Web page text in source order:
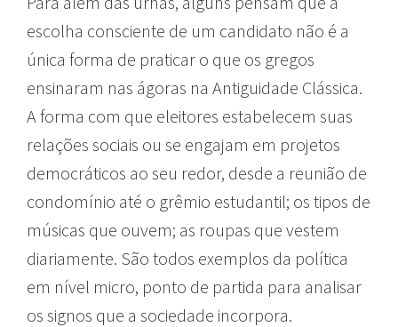
escolha consciente de um candidato não é a
única forma de praticar o que os gregos
ensinaram nas ágoras na Antiguidade Clássica.
A forma com que eleitores estabelecem suas
relações sociais ou se engajam em projetos
democráticos ao seu redor, desde a reunião de
condomínio até o grêmio estudantil; os tipos de
músicas que ouvem; as roupas que vestem
diariamente. São todos exemplos da política
em nível micro, ponto de partida para analisar
os signos que a sociedade incorpora.